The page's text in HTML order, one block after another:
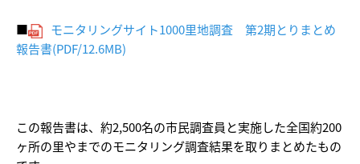
■
モニタリングサイト1000里地調査 第2期とりまとめ
報告書(PDF/12.6MB)
この報告書は、約2,500名の市民調査員と実施した全国約200
ヶ所の里やまでのモニタリング調査結果を取りまとめたもの